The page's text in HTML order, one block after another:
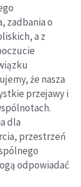
zadbania o
a z
że nasza
przejawy i
dla
przestrzeń
odpowiadać